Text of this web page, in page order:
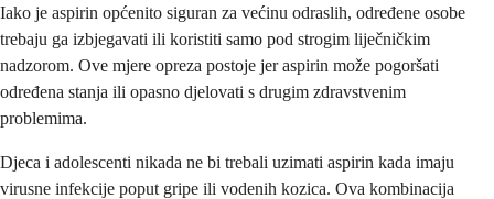
Iako je aspirin općenito siguran za većinu odraslih, određene osobe
trebaju ga izbjegavati ili koristiti samo pod strogim liječničkim
nadzorom. Ove mjere opreza postoje jer aspirin može pogoršati
određena stanja ili opasno djelovati s drugim zdravstvenim
problemima.
Djeca i adolescenti nikada ne bi trebali uzimati aspirin kada imaju
virusne infekcije poput gripe ili vodenih kozica. Ova kombinacija